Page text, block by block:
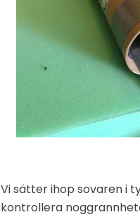
Vi sätter ihop sovaren i
kontrollera